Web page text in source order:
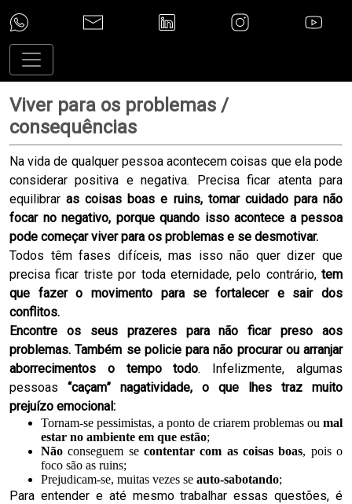
Viver para os problemas /
consequências
Na vida de qualquer pessoa acontecem coisas que ela pode
considerar positiva e negativa. Precisa ficar atenta para
equilibraras coisas boas e ruins, tomar cuidado para não
focar no negativo, porque quando isso acontece a pessoa
pode começar viver para os problemas e se desmotivar.
Todos têm fases difíceis, mas isso não quer dizer que
precisa ficar triste por toda eternidade, pelo contrário, tem
que fazer o movimento para se fortalecer e sair dos
conflitos.
Encontre os seus prazeres para não ficar preso aos
problemas. Também se policie para não procurar ou arranjar
aborrecimentos o tempo todo. Infelizmente, algumas
pessoas “caçam” nagatividade, o que lhes traz muito
prejuízo emocional:
Tornam-se pessimistas, a ponto de criarem problemas ou mal
estar no ambiente em que estão;
Não conseguem se contentar com as coisas boas, pois o
foco são as ruins;
Prejudicam-se, muitas vezes se auto-sabotando;
Para entender e até mesmo trabalhar essas questões, é